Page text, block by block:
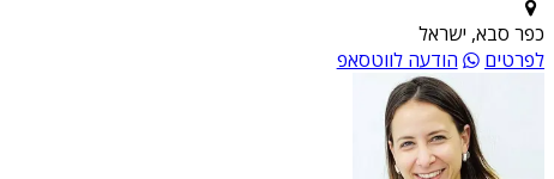
כפר סבא, ישראל
לפרטים
הודעה לווטסאפ